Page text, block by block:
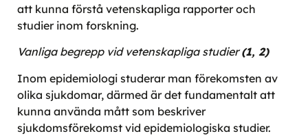
att kunna förstå vetenskapliga rapporter och
studier inom forskning.
Vanliga begrepp vid vetenskapliga studier(1, 2)
Inom epidemiologi studerar man förekomsten av
olika sjukdomar, därmed är det fundamentalt att
kunna använda mått som beskriver
sjukdomsförekomst vid epidemiologiska studier.